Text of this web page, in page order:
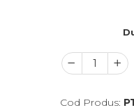
Cod Produs: